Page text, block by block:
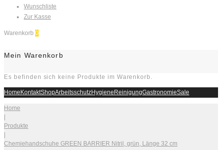
Wunschliste
Zur Kasse
Warenkorb 0
Mein Warenkorb
Es befinden sich keine Produkte im Warenkorb.
HomeKontaktShopArbeitsschutzHygieneReinigungGastronomieSale
Home
|
Produkte
|
Chemiehandschuhe GREEN BARRIER Nitril, grün, Länge 32 cm